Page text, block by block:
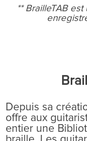
** BrailleTAB
Depuis sa
offre aux
entier une